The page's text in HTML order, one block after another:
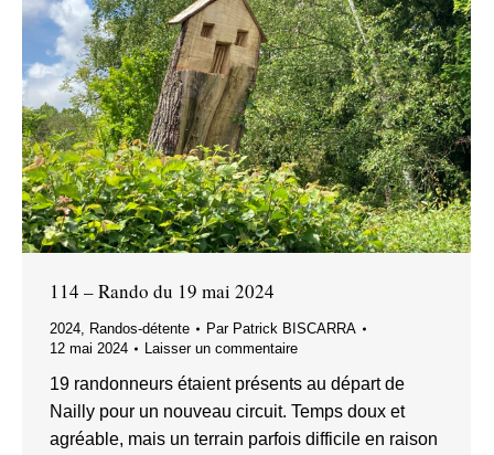
114 – Rando du 19 mai 2024
2024 Randos-détente Par Patrick BISCARRA
12 mai 2024
Laisser un commentaire
19 randonneurs étaient présents au départ de
Nailly pour un nouveau circuit. Temps doux et
agréable, mais un terrain parfois difficile en raison